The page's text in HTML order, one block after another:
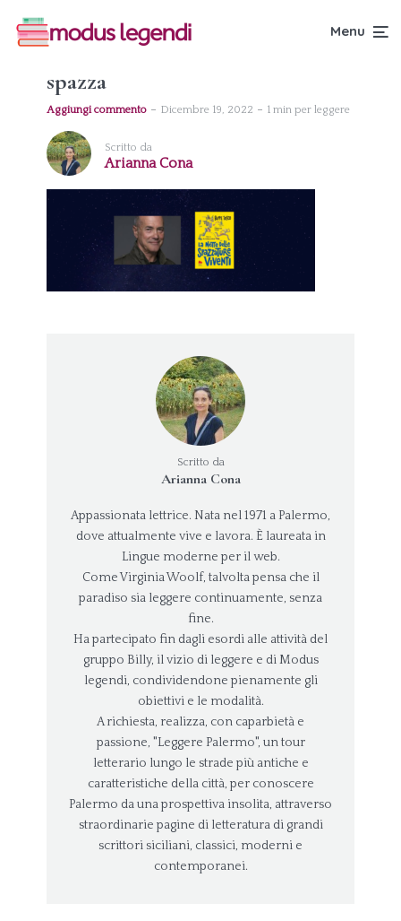
Menu
spazza
Aggiungi commento Dicembre 19, 2022 1 min per leggere
Scritto da
Arianna Cona
Scritto da
Arianna Cona
Appassionata lettrice. Nata nel 1971 a Palermo,
dove attualmente vive e lavora. È laureata in
Lingue moderne per il web.
Come Virginia Woolf, talvolta pensa che il
paradiso sia leggere continuamente, senza
fine.
Ha partecipato fin dagli esordi alle attività del
gruppo Billy, il vizio di leggere e di Modus
legendi, condividendone pienamente gli
obiettivi e le modalità.
A richiesta, realizza, con caparbietà e
passione, "Leggere Palermo", un tour
letterario lungo le strade più antiche e
caratteristiche della città, per conoscere
Palermo da una prospettiva insolita, attraverso
straordinarie pagine di letteratura di grandi
scrittori siciliani, classici, moderni e
contemporanei.